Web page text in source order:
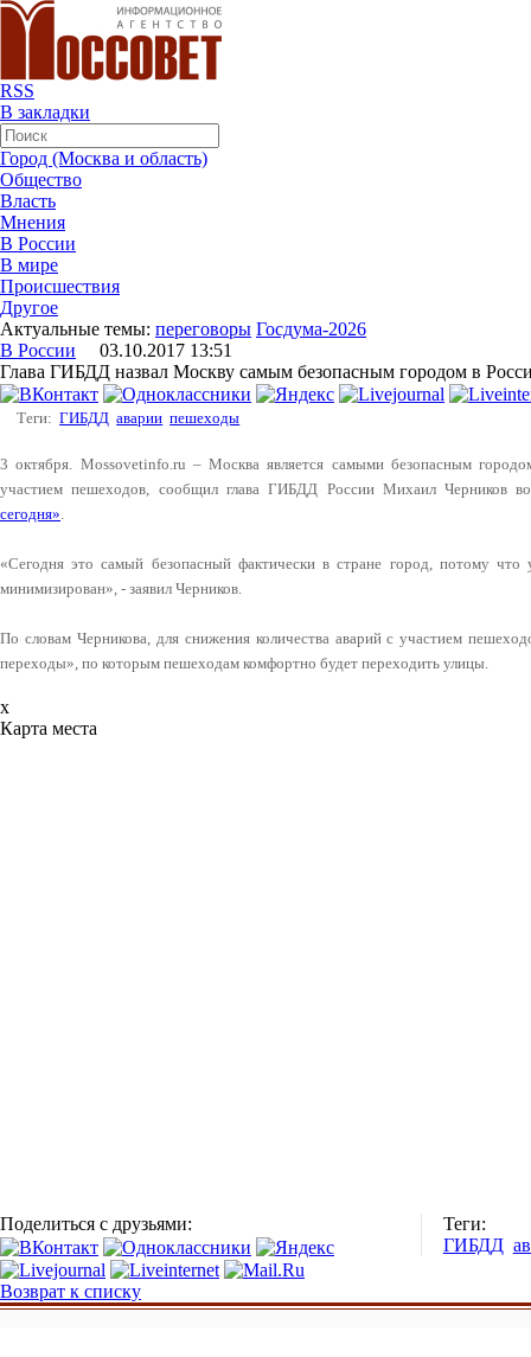
RSS
В закладки
Город (Москва и область)
Общество
Власть
Мнения
В России
В мире
Происшествия
Другое
Актуальные темы: переговоры Госдума-2026
В России 03.10.2017 13:51
Глава ГИБДД назвал Москву самым безопасным городом в
Теги: ГИБДД аварии пешеходы
3 октября. Mossovetinfo.ru – Москва является самыми безопасным
участием пешеходов, сообщил глава ГИБДД России Михаил Черников
сегодня».
«Сегодня это самый безопасный фактически в стране город, потому что
минимизирован», - заявил Черников.
По словам Черникова, для снижения количества аварий с участием
переходы», по которым пешеходам комфортно будет переходить улицы.
x
Карта места
Поделиться с друзьями:
Теги:
ГИБДД
Возврат к списку